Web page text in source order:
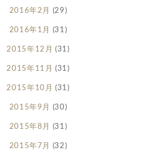
2016年2月 (29)
2016年1月 (31)
2015年12月 (31)
2015年11月 (31)
2015年10月 (31)
2015年9月 (30)
2015年8月 (31)
2015年7月 (32)